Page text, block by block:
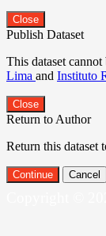
Close
Publish Dataset
This dataset
Lima and Instituto
Close
Return to Author
Return this dataset
Continue Cancel